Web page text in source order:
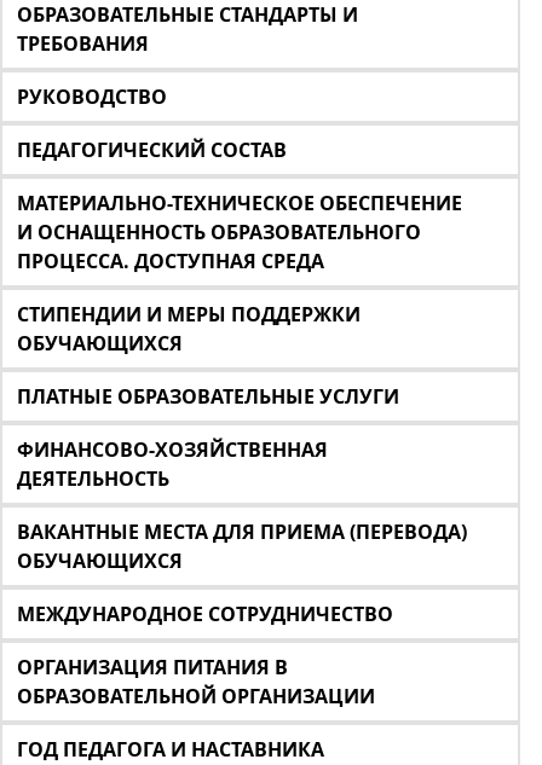
ОБРАЗОВАТЕЛЬНЫЕ СТАНДАРТЫ И
ТРЕБОВАНИЯ
РУКОВОДСТВО
ПЕДАГОГИЧЕСКИЙ СОСТАВ
МАТЕРИАЛЬНО-ТЕХНИЧЕСКОЕ ОБЕСПЕЧЕНИЕ
И ОСНАЩЕННОСТЬ ОБРАЗОВАТЕЛЬНОГО
ПРОЦЕССА. ДОСТУПНАЯ СРЕДА
СТИПЕНДИИ И МЕРЫ ПОДДЕРЖКИ
ОБУЧАЮЩИХСЯ
ПЛАТНЫЕ ОБРАЗОВАТЕЛЬНЫЕ УСЛУГИ
ФИНАНСОВО-ХОЗЯЙСТВЕННАЯ
ДЕЯТЕЛЬНОСТЬ
ВАКАНТНЫЕ МЕСТА ДЛЯ ПРИЕМА (ПЕРЕВОДА)
ОБУЧАЮЩИХСЯ
МЕЖДУНАРОДНОЕ СОТРУДНИЧЕСТВО
ОРГАНИЗАЦИЯ ПИТАНИЯ В
ОБРАЗОВАТЕЛЬНОЙ ОРГАНИЗАЦИИ
ГОД ПЕДАГОГА И НАСТАВНИКА